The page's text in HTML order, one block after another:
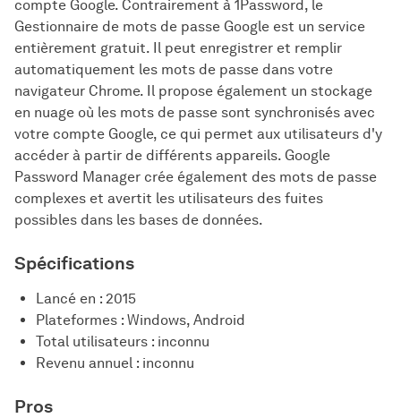
compte Google. Contrairement à 1Password, le
Gestionnaire de mots de passe Google est un service
entièrement gratuit. Il peut enregistrer et remplir
automatiquement les mots de passe dans votre
navigateur Chrome. Il propose également un stockage
en nuage où les mots de passe sont synchronisés avec
votre compte Google, ce qui permet aux utilisateurs d'y
accéder à partir de différents appareils. Google
Password Manager crée également des mots de passe
complexes et avertit les utilisateurs des fuites
possibles dans les bases de données.
Spécifications
Lancé en : 2015
Plateformes : Windows, Android
Total utilisateurs : inconnu
Revenu annuel : inconnu
Pros